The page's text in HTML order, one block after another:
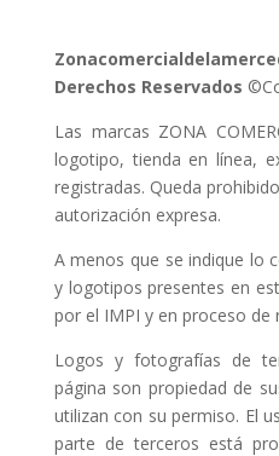
Derechos Reservados
Las marcas ZONA
logotipo, tienda en línea,
registradas. Queda
autorización expresa.
A menos que se indique lo
y logotipos presentes en
por el IMPI y en proceso de
Logos y fotografías de
página son propiedad de
utilizan con su permiso. El
parte de terceros está